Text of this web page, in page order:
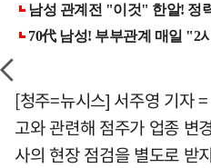
[청주=뉴시스] 서주영 기자
고와 관련해 점주가 업종 변
사의 현장 점검을 별도로 받